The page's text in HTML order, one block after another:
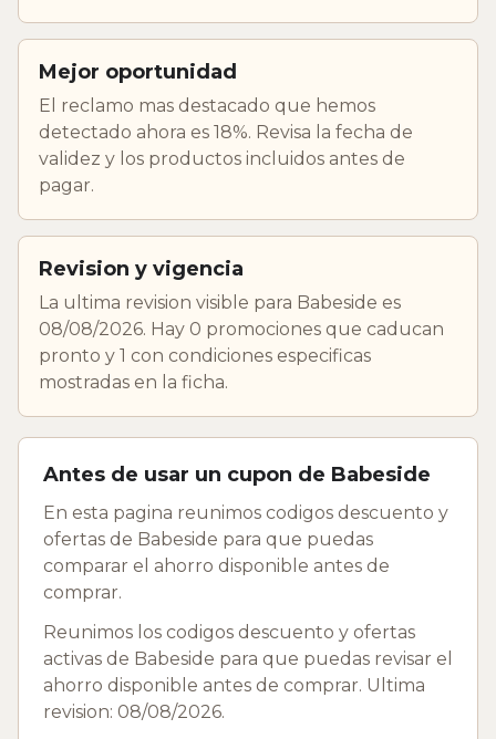
Mejor oportunidad
El reclamo mas destacado que hemos
detectado ahora es 18%. Revisa la fecha de
validez y los productos incluidos antes de
pagar.
Revision y vigencia
La ultima revision visible para Babeside es
08/08/2026. Hay 0 promociones que caducan
pronto y 1 con condiciones especificas
mostradas en la ficha.
Antes de usar un cupon de Babeside
En esta pagina reunimos codigos descuento y
ofertas de Babeside para que puedas
comparar el ahorro disponible antes de
comprar.
Reunimos los codigos descuento y ofertas
activas de Babeside para que puedas revisar el
ahorro disponible antes de comprar. Ultima
revision: 08/08/2026.